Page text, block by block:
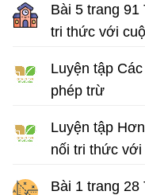
Bài 5 trang 91
tri thức với
Luyện tập
phép trừ
Luyện tập
nối tri thức với
Bài 1 trang 28